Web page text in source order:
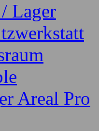
Lager
Areal Pro